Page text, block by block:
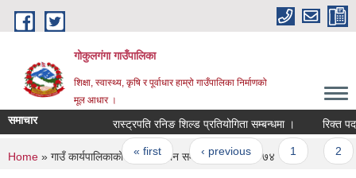
Skip to main content
गोकुलगंगा गाउँपालिका
शिक्षा, स्वास्थ्य, कृषि र पूर्वाधार हाम्रो गाउँपालिका निर्माणको
मूल आधार ।
समाचार रास्ट्रपति रनिङ शिल्ड प्रतियोगिता सम्बन्धमा । रिक्त
Pages
« first ‹ previous
You are here
Home » गाउँ कार्यपालिकाको बैठक संचालन सम्बन्धी कार्यविधि २०७४